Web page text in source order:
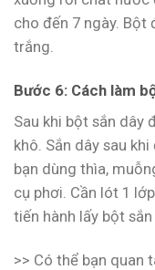
cho đến 7 ngày.
trắng.
Bước 6: Cách làm
Sau khi bột sắn dây
khô. Sắn dây sau
bạn dùng thìa,
cụ phơi. Cần lót 1
tiến hành lấy bột sắn
>> Có thể bạn quan